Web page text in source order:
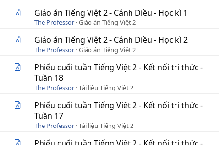
Giáo án Tiếng Việt 2 - Cánh Diều - Học kì 1
The Professor Giáo án Tiếng Việt 2
Giáo án Tiếng Việt 2 - Cánh Diều - Học kì 2
The Professor Giáo án Tiếng Việt 2
Phiếu cuối tuần Tiếng Việt 2 - Kết nối tri thức -
Tuần 18
The Professor Tài liệu Tiếng Việt 2
Phiếu cuối tuần Tiếng Việt 2 - Kết nối tri thức -
Tuần 17
The Professor Tài liệu Tiếng Việt 2